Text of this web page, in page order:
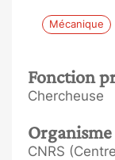
Mécanique
Fonction
Chercheuse
Organisme
CNRS